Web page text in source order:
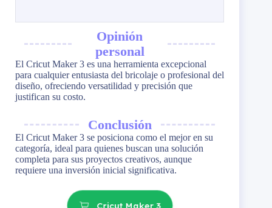
Opinión
personal
El Cricut Maker 3 es una herramienta excepcional
para cualquier entusiasta del bricolaje o profesional del
diseño, ofreciendo versatilidad y precisión que
justifican su costo.
Conclusión
El Cricut Maker 3 se posiciona como el mejor en su
categoría, ideal para quienes buscan una solución
completa para sus proyectos creativos, aunque
requiere una inversión inicial significativa.